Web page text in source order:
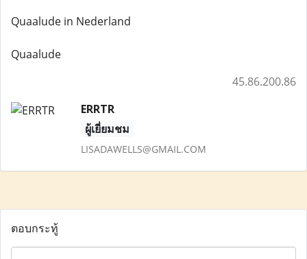
Quaalude in Nederland
Quaalude
45.86.200.86
ERRTR
ผู้เยี่ยมชม
LISADAWELLS@GMAIL.COM
ตอบกระทู้